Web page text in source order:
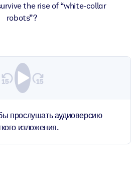
the rise of “white-collar
robots”?
прослушать аудиоверсию
изложения.